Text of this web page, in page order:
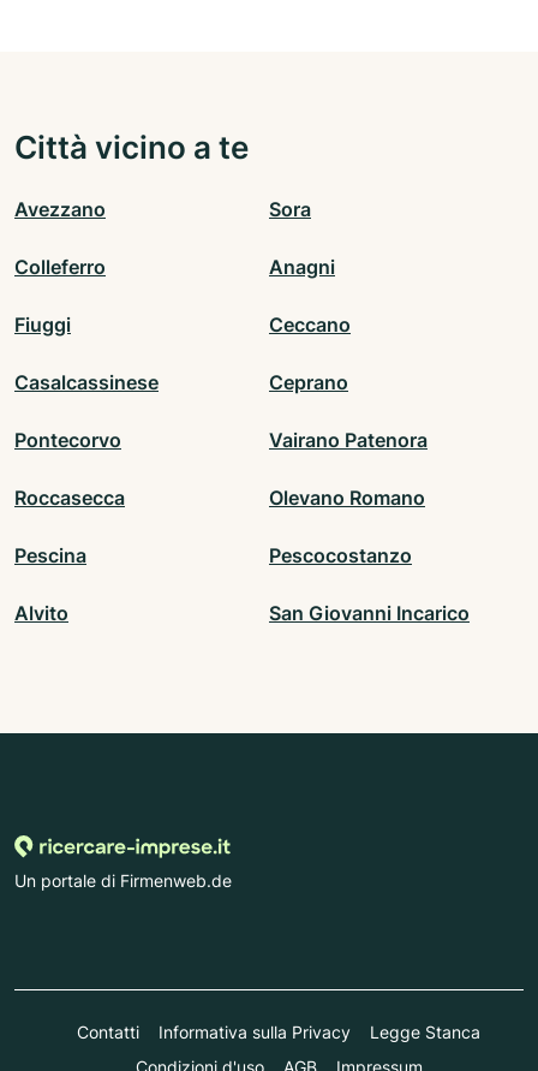
Città vicino a te
Avezzano Sora
Colleferro Anagni
Fiuggi Ceccano
Casalcassinese Ceprano
Pontecorvo Vairano Patenora
Roccasecca Olevano Romano
Pescina Pescocostanzo
Alvito San Giovanni Incarico
Un portale di Firmenweb.de
Contatti Informativa sulla Privacy
Legge Stanca